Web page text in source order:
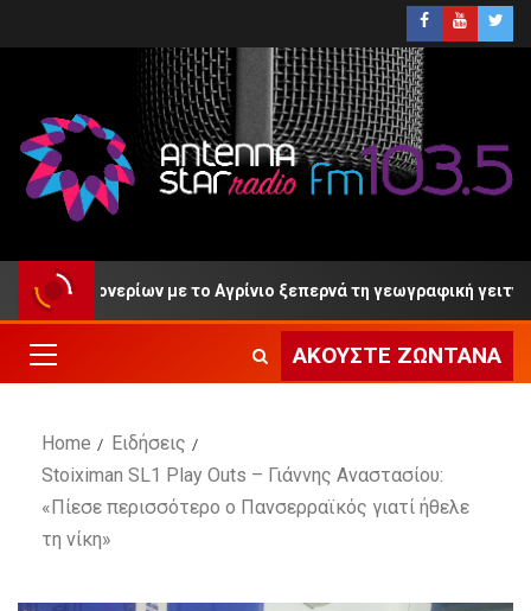
με το Αγρίνιο ξεπερνά τη γεωγραφική γειτνίαση»
ΑΚΟΎΣΤΕ ΖΩΝΤΑΝΆ
Home
Ειδήσεις
Stoiximan SL1 Play Outs – Γιάννης Αναστασίου:
«Πίεσε περισσότερο ο Πανσερραϊκός γιατί ήθελε
τη νίκη»